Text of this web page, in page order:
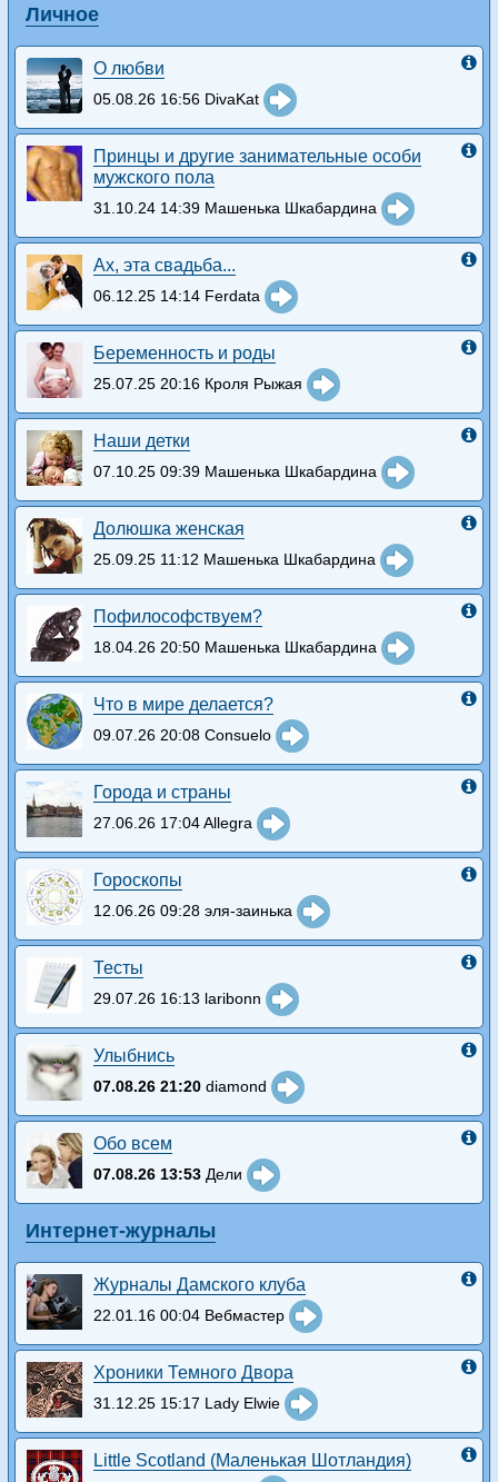
Личное
О любви
05.08.26 16:56 DivaKat
Принцы и другие занимательные особи
мужского пола
31.10.24 14:39 Машенька Шкабардина
Ах, эта свадьба...
06.12.25 14:14 Ferdata
Беременность и роды
25.07.25 20:16 Кроля Рыжая
Наши детки
07.10.25 09:39 Машенька Шкабардина
Долюшка женская
25.09.25 11:12 Машенька Шкабардина
Пофилософствуем?
18.04.26 20:50 Машенька Шкабардина
Что в мире делается?
09.07.26 20:08 Consuelo
Города и страны
27.06.26 17:04 Allegra
Гороскопы
12.06.26 09:28 эля-заинька
Тесты
29.07.26 16:13 laribonn
Улыбнись
07.08.26 21:20 diamond
Обо всем
07.08.26 13:53 Дели
Интернет-журналы
Журналы Дамского клуба
22.01.16 00:04 Вебмастер
Хроники Темного Двора
31.12.25 15:17 Lady Elwie
Little Scotland (Маленькая Шотландия)